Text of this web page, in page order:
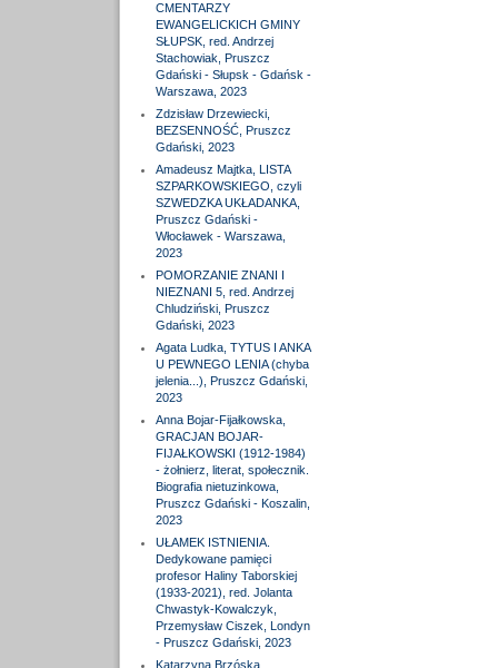
CMENTARZY
EWANGELICKICH GMINY
SŁUPSK, red. Andrzej
Stachowiak, Pruszcz
Gdański - Słupsk - Gdańsk -
Warszawa, 2023
Zdzisław Drzewiecki,
BEZSENNOŚĆ, Pruszcz
Gdański, 2023
Amadeusz Majtka, LISTA
SZPARKOWSKIEGO, czyli
SZWEDZKA UKŁADANKA,
Pruszcz Gdański -
Włocławek - Warszawa,
2023
POMORZANIE ZNANI I
NIEZNANI 5, red. Andrzej
Chludziński, Pruszcz
Gdański, 2023
Agata Ludka, TYTUS I ANKA
U PEWNEGO LENIA (chyba
jelenia...), Pruszcz Gdański,
2023
Anna Bojar-Fijałkowska,
GRACJAN BOJAR-
FIJAŁKOWSKI (1912-1984)
- żołnierz, literat, społecznik.
Biografia nietuzinkowa,
Pruszcz Gdański - Koszalin,
2023
UŁAMEK ISTNIENIA.
Dedykowane pamięci
profesor Haliny Taborskiej
(1933-2021), red. Jolanta
Chwastyk-Kowalczyk,
Przemysław Ciszek, Londyn
- Pruszcz Gdański, 2023
Katarzyna Brzóska,